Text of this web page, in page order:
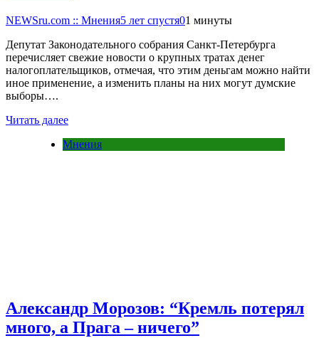
NEWSru.com :: Мнения5 лет спустя01 минуты
Депутат Законодательного собрания Санкт-Петербурга
перечисляет свежие новости о крупных тратах денег
налогоплательщиков, отмечая, что этим деньгам можно найти
иное применение, а изменить планы на них могут думские
выборы….
Читать далее
Мнения
Александр Морозов: “Кремль потерял
много, а Прага – ничего”